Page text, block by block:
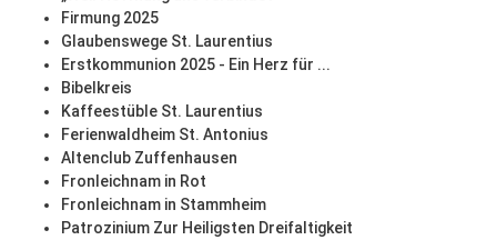
Firmung 2025
Glaubenswege St. Laurentius
Erstkommunion 2025 - Ein Herz für ...
Bibelkreis
Kaffeestüble St. Laurentius
Ferienwaldheim St. Antonius
Altenclub Zuffenhausen
Fronleichnam in Rot
Fronleichnam in Stammheim
Patrozinium Zur Heiligsten Dreifaltigkeit